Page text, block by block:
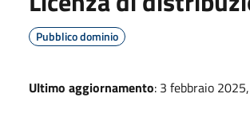
Pubblico dominio
Ultimo aggiornamento: 3 febbraio